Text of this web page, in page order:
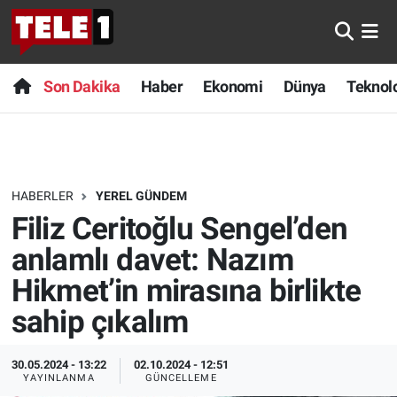
Son Dakika Haber Ekonomi Dünya
HABERLER YEREL GÜNDEM
Filiz Ceritoğlu Sengel’den
anlamlı davet: Nazım
Hikmet’in mirasına birlikte
sahip çıkalım
30.05.2024 - 13:22
YAYINLANMA
02.10.2024 - 12:51
GÜNCELLEME
Anında Manşet
Başka Sohbetler
Bilim turu
Bilim ve Teknoloji Evreni
Doğa Konuşuyor
Dünya
Ege Saati
Son Dakika
Haber
Dünya
Teknoloji
Sağlık
Spor
Yayın Akışı
Nöbetçi Eczaneler
Hava Durumu
Trafik Durumu
Süper Lig Puan Durumu ve Fikstür
Tüm Manşetler
Son Dakika Haberleri
Haber Arşivi